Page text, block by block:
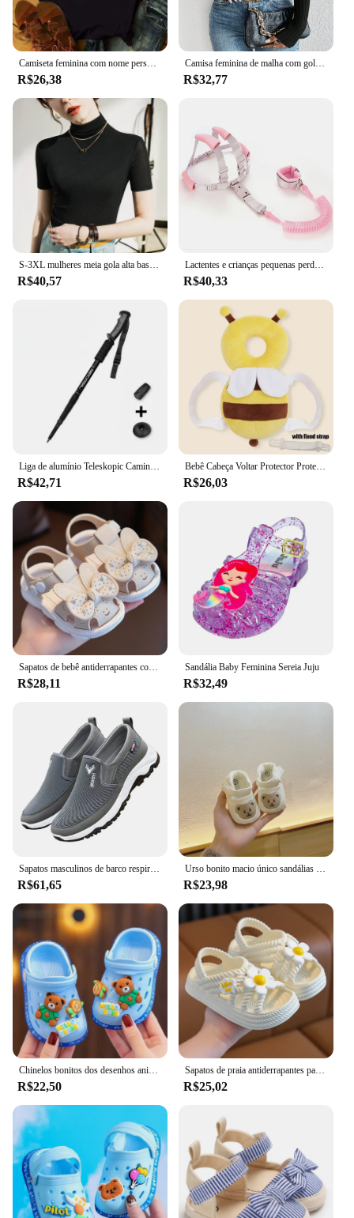
R$26,38
Camisa feminina de malha com gola de diamante, tops de manga comprida, camiseta casual, moda outono e inverno
R$32,77
R$40,57
Lactentes e crianças pequenas perda prevenção cinto tração corda Bebê perda prevenção pulseira 2m primavera corda Caminhada bebê segurança
R$40,33
R$42,71
Bebê Cabeça Voltar Protector Proteger Travesseiro, Aprender Almofada Caminhada, Anti Fall Backward Cap, Levar Dos Desenhos Animados, Crianças Seguro Bibi
R$26,03
Sapatos de bebê antiderrapantes com arco bonito para meninas, sandálias de sola macia com crianças cobertas, crianças, crianças, verão, de 0 a 3 anos, novo
R$28,11
Sandália Baby Feminina Sereia Juju
R$32,49
Sapatos masculinos de barco respirável Penny, calçados esportivos, ortopédicos, viagem Plimsolls, deslizamento plano, atividade ao ar livre, caminhadas, caminhadas
R$61,65
Urso bonito macio único sandálias confortáveis para bebês e crianças, sapatos Baotou Anti Kick First Step, 0-18 meses
R$23,98
Chinelos bonitos dos desenhos animados das crianças com solas macias, Baby Bags Sapatos perfurados, Home and Baby Sandals
R$22,50
Sapatos de praia antiderrapantes para crianças, sandálias de sola macia, baby sandals, banheiro, casa, meninos, meninas, verão, novo, 2022
R$25,02